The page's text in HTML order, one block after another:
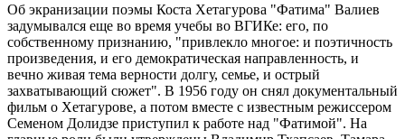
Об экранизации поэмы Коста Хетагурова "Фатима" Валиев
задумывался еще во время учебы во ВГИКе: его, по
собственному признанию, "привлекло многое: и поэтичность
произведения, и его демократическая направленность, и
вечно живая тема верности долгу, семье, и острый
захватывающий сюжет". В 1956 году он снял документальный
фильм о Хетагурове, а потом вместе с известным режиссером
Семеном Долидзе приступил к работе над "Фатимой". На